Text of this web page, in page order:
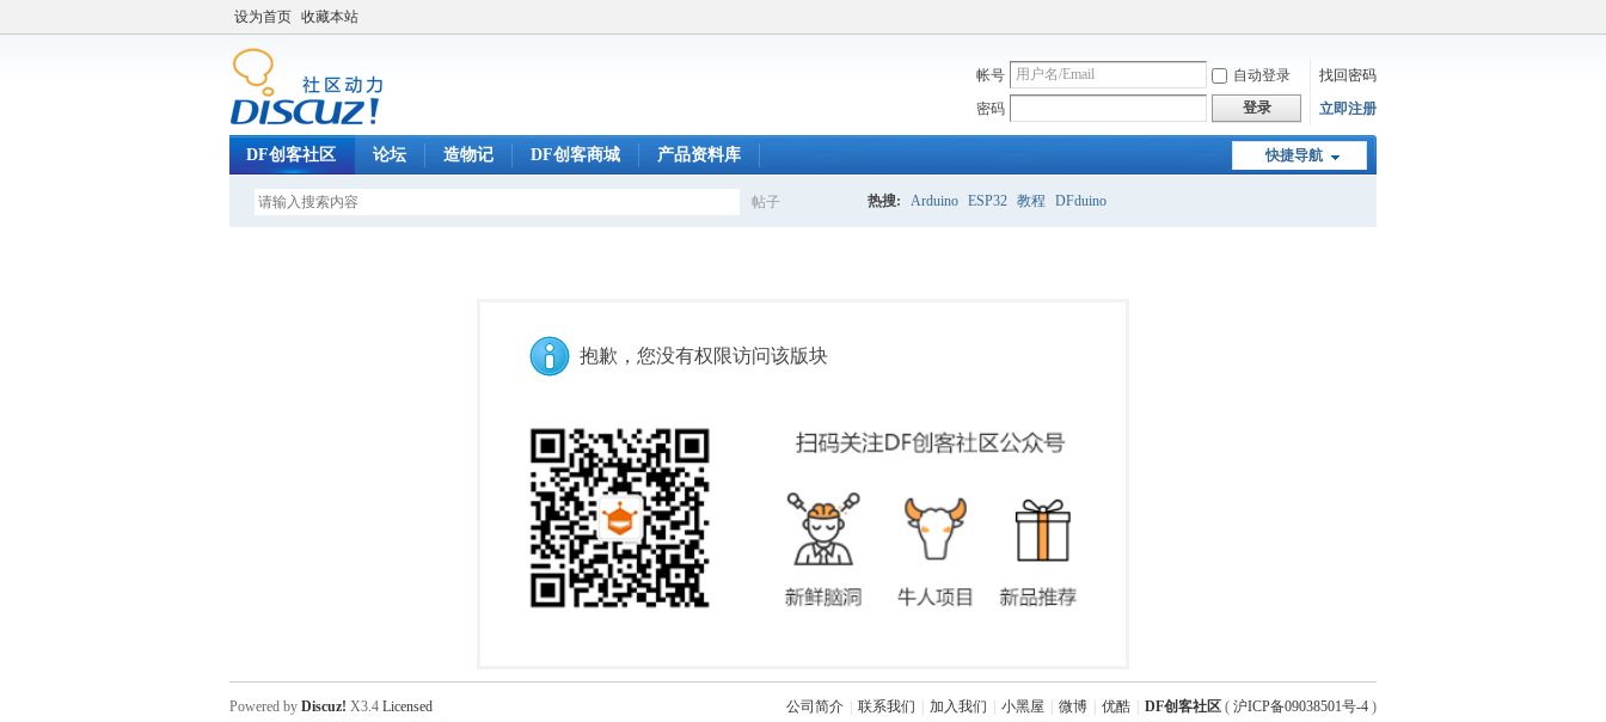
设为首页 收藏本站
帐号 自动登录
找回密码
密码
登录 立即注册
快捷导航
DF创客社区 论坛 造物记 DF创客商城 产品资料库
帖子 热搜: Arduino ESP32 教程 DFduino
抱歉，您没有权限访问该版块
公司简介 联系我们 加入我们 小黑屋 微博 优酷 DF创客社区 ( 沪ICP备09038501号-4 )
Powered by Discuz! X3.4 Licensed